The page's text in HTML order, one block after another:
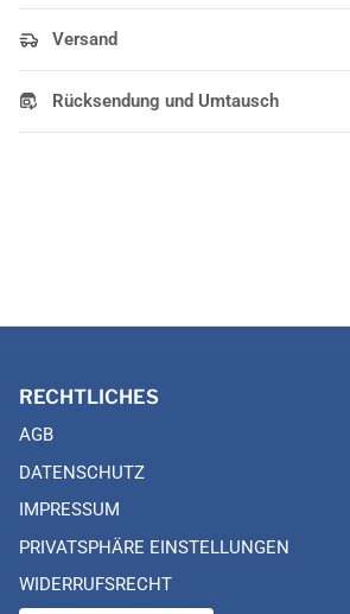
Versand
Rücksendung und Umtausch
RECHTLICHES
AGB
DATENSCHUTZ
IMPRESSUM
PRIVATSPHÄRE EINSTELLUNGEN
WIDERRUFSRECHT